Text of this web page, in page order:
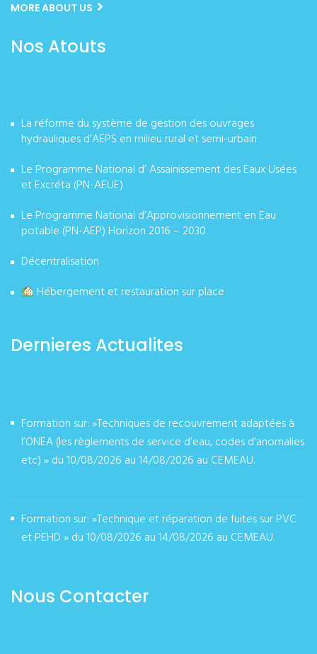
MORE ABOUT US
Nos Atouts
La réforme du système de gestion des ouvrages
hydrauliques d’AEPS en milieu rural et semi-urbain
Le Programme National d’ Assainissement des Eaux Usées
et Excréta (PN-AEUE)
Le Programme National d’Approvisionnement en Eau
potable (PN-AEP) Horizon 2016 – 2030
Décentralisation
Hébergement et restauration sur place
Dernieres Actualites
Formation sur: »Techniques de recouvrement adaptées à
l’ONEA (les règlements de service d’eau, codes d’anomalies
etc) » du 10/08/2026 au 14/08/2026 au CEMEAU.
Formation sur: »Technique et réparation de fuites sur PVC
et PEHD » du 10/08/2026 au 14/08/2026 au CEMEAU.
Nous Contacter